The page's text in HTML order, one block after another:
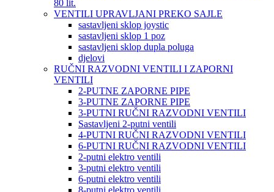
80 lit.
VENTILI UPRAVLJANI PREKO SAJLE
sastavljeni sklop joystic
sastavljeni sklop 1 poz
sastavljeni sklop dupla poluga
djelovi
RUČNI RAZVODNI VENTILI I ZAPORNI
VENTILI
2-PUTNE ZAPORNE PIPE
3-PUTNE ZAPORNE PIPE
3-PUTNI RUČNI RAZVODNI VENTILI
Sastavljeni 2-putni ventili
4-PUTNI RUČNI RAZVODNI VENTILI
6-PUTNI RUČNI RAZVODNI VENTILI
2-putni elektro ventili
3-putni elektro ventili
6-putni elektro ventili
8-putni elektro ventili